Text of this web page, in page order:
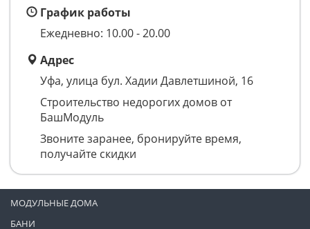
График работы
Ежедневно: 10.00 - 20.00
Адрес
Уфа, улица бул. Хадии Давлетшиной, 16
Строительство недорогих домов от
БашМодуль
Звоните заранее, бронируйте время,
получайте скидки
МОДУЛЬНЫЕ ДОМА
БАНИ